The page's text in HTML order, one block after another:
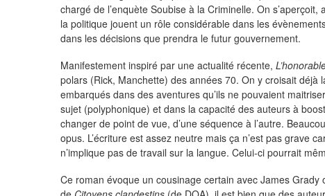
chargé de l’enquète Soubise à la Criminelle. On
la politique jouent un rôle considérable dans les
dans les décisions que prendra le futur gouvernement.
Manifestement inspiré par une actualité récente,
polars (Rick, Manchette) des années 70. On y croisait déjà
embarqués dans des aventures qu’ils ne pouvaient
sujet (polyphonique) et dans la capacité des auteurs à
changer de point de vue, d’une séquence à l’autre.
opus. L’écriture est assez neutre mais ça n’est pas grave
n’implique pas de travail sur la langue. Celui-ci pourrait
Ce roman évoque un cousinage certain avec James